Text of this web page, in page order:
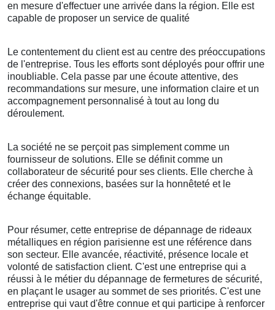
en mesure d'effectuer une arrivée dans la région. Elle est
capable de proposer un service de qualité
Le contentement du client est au centre des préoccupations
de l'entreprise. Tous les efforts sont déployés pour offrir une
inoubliable. Cela passe par une écoute attentive, des
recommandations sur mesure, une information claire et un
accompagnement personnalisé à tout au long du
déroulement.
La société ne se perçoit pas simplement comme un
fournisseur de solutions. Elle se définit comme un
collaborateur de sécurité pour ses clients. Elle cherche à
créer des connexions, basées sur la honnêteté et le
échange équitable.
Pour résumer, cette entreprise de dépannage de rideaux
métalliques en région parisienne est une référence dans
son secteur. Elle avancée, réactivité, présence locale et
volonté de satisfaction client. C'est une entreprise qui a
réussi à le métier du dépannage de fermetures de sécurité,
en plaçant le usager au sommet de ses priorités. C'est une
entreprise qui vaut d'être connue et qui participe à renforcer